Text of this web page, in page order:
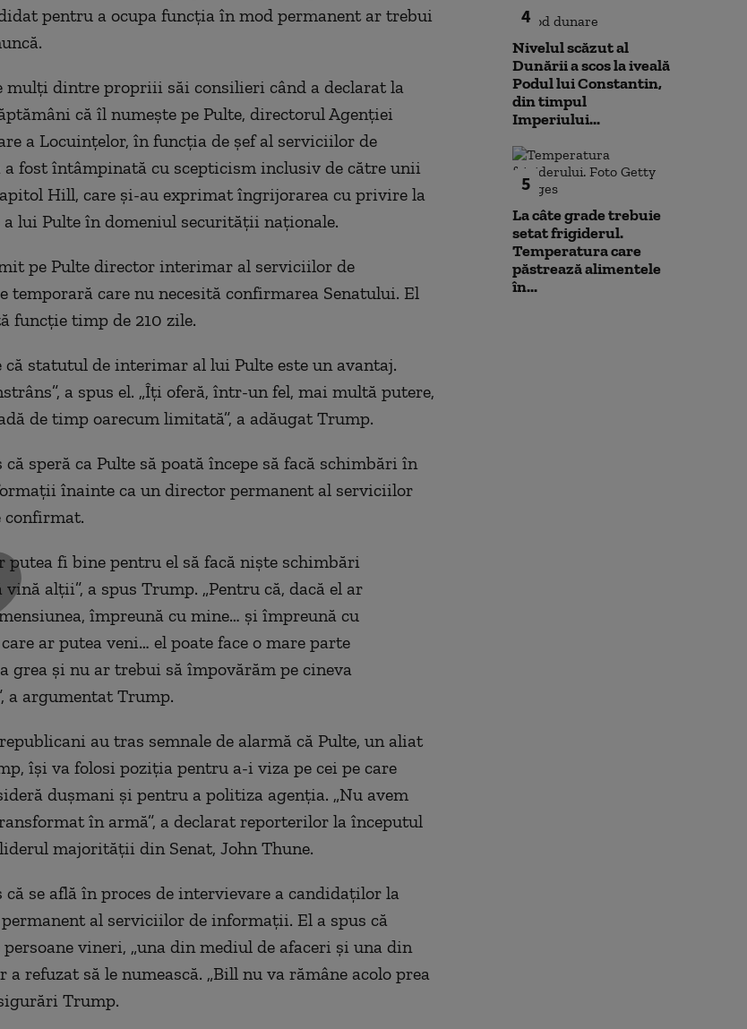
pentru a ocupa funcţia în mod permanent ar trebui
dintre propriii săi consilieri când a declarat la
că îl numeşte pe Pulte, directorul Agenţiei
a Locuinţelor, în funcţia de şef al serviciilor de
fost întâmpinată cu scepticism inclusiv de către unii
Hill, care şi-au exprimat îngrijorarea cu privire la
a lui Pulte în domeniul securităţii naţionale.
pe Pulte director interimar al serviciilor de
care nu necesită confirmarea Senatului. El
funcţie timp de 210 zile.
statutul de interimar al lui Pulte este un avantaj.
a spus el. „Îţi oferă, într-un fel, mai multă putere,
de timp oarecum limitată”, a adăugat Trump.
că speră ca Pulte să poată începe să facă schimbări în
înainte ca un director permanent al serviciilor
confirmat.
putea fi bine pentru el să facă nişte schimbări
alţii”, a spus Trump. „Pentru că, dacă el ar
împreună cu mine… şi împreună cu
ar putea veni… el poate face o mare parte
grea şi nu ar trebui să împovărăm pe cineva
a argumentat Trump.
au tras semnale de alarmă că Pulte, un aliat
îşi va folosi poziţia pentru a-i viza pe cei pe care
duşmani şi pentru a politiza agenţia. „Nu avem
în armă”, a declarat reporterilor la începutul
majorităţii din Senat, John Thune.
că se află în proces de intervievare a candidaţilor la
al serviciilor de informaţii. El a spus că
vineri, „una din mediul de afaceri şi una din
a refuzat să le numească. „Bill nu va rămâne acolo prea
Trump.
4
Nivelul scăzut al
Dunării a scos la iveală
Podul lui Constantin,
din timpul
Imperiului...
5
La câte grade trebuie
setat frigiderul.
Temperatura care
păstrează alimentele
în...